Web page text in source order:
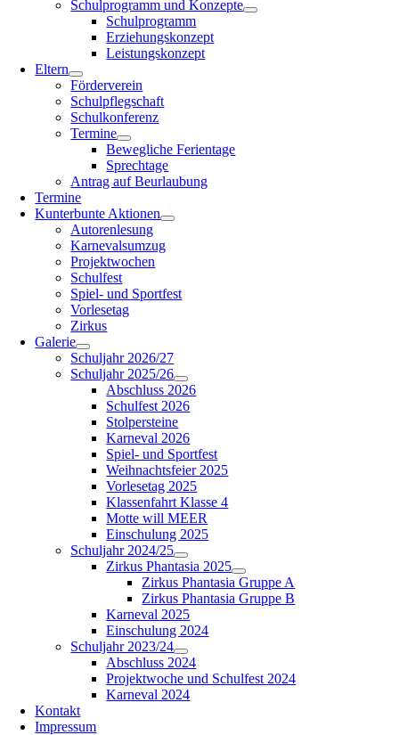
Schulprogramm und Konzepte
Schulprogramm
Erziehungskonzept
Leistungskonzept
Eltern
Förderverein
Schulpflegschaft
Schulkonferenz
Termine
Bewegliche Ferientage
Sprechtage
Antrag auf Beurlaubung
Termine
Kunterbunte Aktionen
Autorenlesung
Karnevalsumzug
Projektwochen
Schulfest
Spiel- und Sportfest
Vorlesetag
Zirkus
Galerie
Schuljahr 2026/27
Schuljahr 2025/26
Abschluss 2026
Schulfest 2026
Stolpersteine
Karneval 2026
Spiel- und Sportfest
Weihnachtsfeier 2025
Vorlesetag 2025
Klassenfahrt Klasse 4
Motte will MEER
Einschulung 2025
Schuljahr 2024/25
Zirkus Phantasia 2025
Zirkus Phantasia Gruppe A
Zirkus Phantasia Gruppe B
Karneval 2025
Einschulung 2024
Schuljahr 2023/24
Abschluss 2024
Projektwoche und Schulfest 2024
Karneval 2024
Kontakt
Impressum